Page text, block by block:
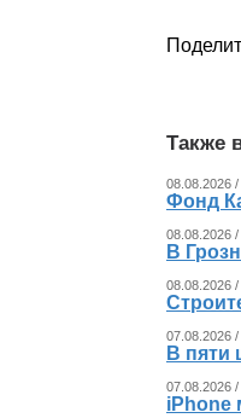
Также
08.08.2026
Фонд
08.08.2026
В
08.08.2026
07.08.2026
В пяти
07.08.2026
iPhone